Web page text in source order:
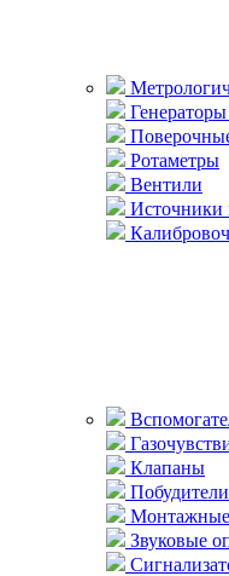
Генераторы
Ротаметры
Вентили
Источники
Клапаны
Монтажные
Звуковые